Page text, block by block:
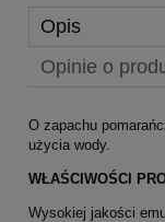
Opis
Opinie o
O zapachu
użycia wody.
WŁAŚCIWOŚCI
Wysokiej jakości